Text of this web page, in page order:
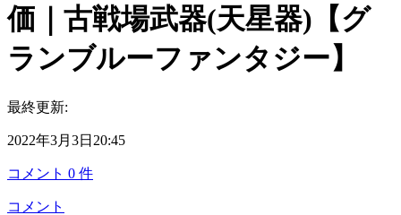
価｜古戦場武器(天星器)【グ
ランブルーファンタジー】
最終更新:
2022年3月3日20:45
コメント 0 件
コメント